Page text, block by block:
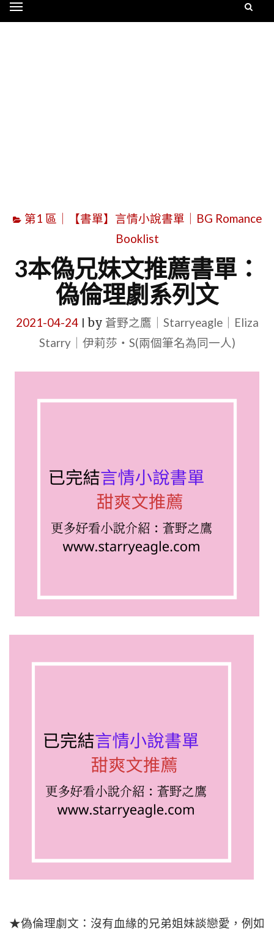
第1 區｜【書單】言情小說書單｜BG Romance
Booklist
3本偽兄妹文推薦書單：
偽倫理劇系列文
2021-04-24| by 蒼野之鷹｜Starryeagle｜Eliza
Starry｜伊莉莎・S(兩個筆名為同一人)
★偽倫理劇文：沒有血緣的兄弟姐妹談戀愛，例如